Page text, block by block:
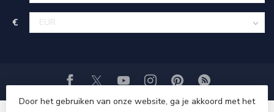
€
Door het gebruiken van onze website, ga je akkoord met het